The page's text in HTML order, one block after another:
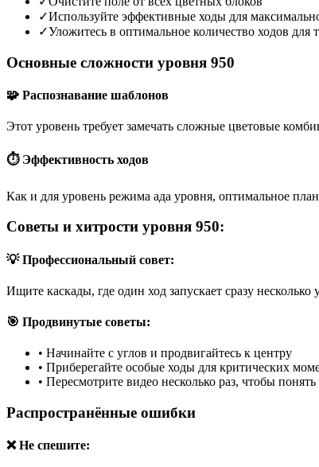
✓Используйте эффективные ходы для
✓Уложитесь в оптимальное количество ходов для
Основные сложности уровня 950
🧩 Распознавание шаблонов
Этот уровень требует замечать сложные цветовые
⏱️ Эффективность ходов
Как и для уровень режима ада уровня, оптимальное
Советы и хитрости уровня 950:
💡 Профессиональный совет:
Ищите каскады, где один ход запускает сразу несколько
🎯 Продвинутые советы:
• Начинайте с углов и продвигайтесь к центру
• Приберегайте особые ходы для критических
• Пересмотрите видео несколько раз, чтобы
Распространённые ошибки
❌ Не спешите: